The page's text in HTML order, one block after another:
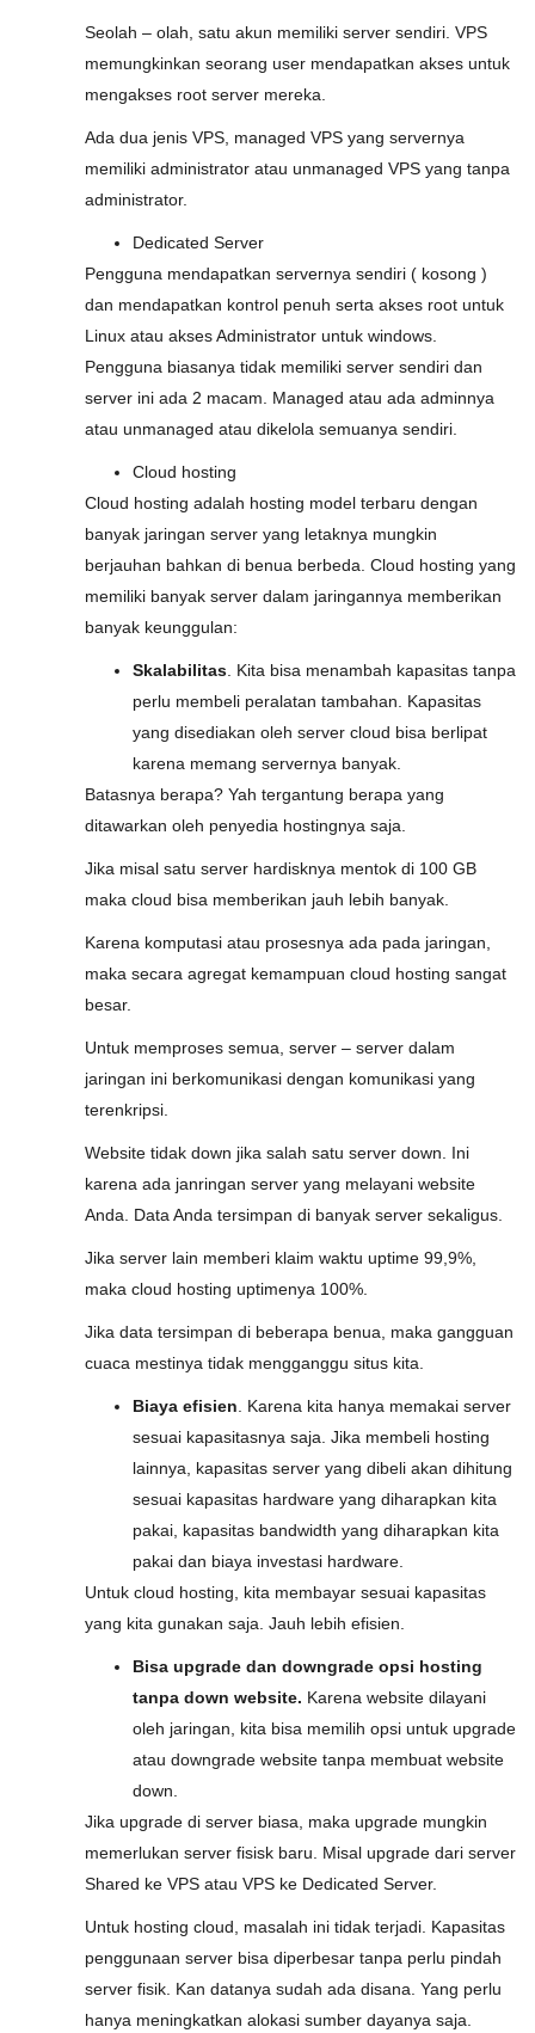
Seolah – olah, satu akun memiliki server sendiri. VPS
memungkinkan seorang user mendapatkan akses untuk
mengakses root server mereka.
Ada dua jenis VPS, managed VPS yang servernya
memiliki administrator atau unmanaged VPS yang tanpa
administrator.
Dedicated Server
Pengguna mendapatkan servernya sendiri ( kosong )
dan mendapatkan kontrol penuh serta akses root untuk
Linux atau akses Administrator untuk windows.
Pengguna biasanya tidak memiliki server sendiri dan
server ini ada 2 macam. Managed atau ada adminnya
atau unmanaged atau dikelola semuanya sendiri.
Cloud hosting
Cloud hosting adalah hosting model terbaru dengan
banyak jaringan server yang letaknya mungkin
berjauhan bahkan di benua berbeda. Cloud hosting yang
memiliki banyak server dalam jaringannya memberikan
banyak keunggulan:
Skalabilitas . Kita bisa menambah kapasitas tanpa
perlu membeli peralatan tambahan. Kapasitas
yang disediakan oleh server cloud bisa berlipat
karena memang servernya banyak.
Batasnya berapa? Yah tergantung berapa yang
ditawarkan oleh penyedia hostingnya saja.
Jika misal satu server hardisknya mentok di 100 GB
maka cloud bisa memberikan jauh lebih banyak.
Karena komputasi atau prosesnya ada pada jaringan,
maka secara agregat kemampuan cloud hosting sangat
besar.
Untuk memproses semua, server – server dalam
jaringan ini berkomunikasi dengan komunikasi yang
terenkripsi.
Website tidak down jika salah satu server down. Ini
karena ada janringan server yang melayani website
Anda. Data Anda tersimpan di banyak server sekaligus.
Jika server lain memberi klaim waktu uptime 99,9%,
maka cloud hosting uptimenya 100%.
Jika data tersimpan di beberapa benua, maka gangguan
cuaca mestinya tidak mengganggu situs kita.
Biaya efisien . Karena kita hanya memakai server
sesuai kapasitasnya saja. Jika membeli hosting
lainnya, kapasitas server yang dibeli akan dihitung
sesuai kapasitas hardware yang diharapkan kita
pakai, kapasitas bandwidth yang diharapkan kita
pakai dan biaya investasi hardware.
Untuk cloud hosting, kita membayar sesuai kapasitas
yang kita gunakan saja. Jauh lebih efisien.
Bisa upgrade dan downgrade opsi hosting
tanpa down website. Karena website dilayani
oleh jaringan, kita bisa memilih opsi untuk upgrade
atau downgrade website tanpa membuat website
down.
Jika upgrade di server biasa, maka upgrade mungkin
memerlukan server fisisk baru. Misal upgrade dari server
Shared ke VPS atau VPS ke Dedicated Server.
Untuk hosting cloud, masalah ini tidak terjadi. Kapasitas
penggunaan server bisa diperbesar tanpa perlu pindah
server fisik. Kan datanya sudah ada disana. Yang perlu
hanya meningkatkan alokasi sumber dayanya saja.